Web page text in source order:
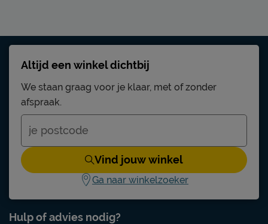
Hulp of advies nodig?
Altijd een winkel dichtbij
We staan graag voor je klaar, met of zonder
afspraak.
Vind jouw winkel
Ga naar winkelzoeker